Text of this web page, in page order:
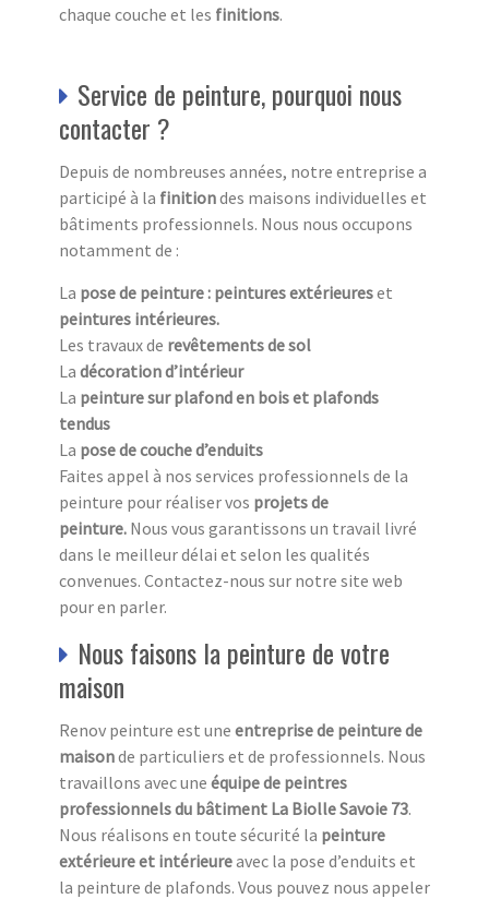
chaque couche et les finitions.
Service de peinture, pourquoi nous
contacter ?
Depuis de nombreuses années, notre entreprise a
participé à la finitiondes maisons individuelles et
bâtiments professionnels. Nous nous occupons
notamment de :
La pose de peinture : peintures extérieureset
peintures intérieures.
Les travaux de revêtements de sol
La décoration d’intérieur
La peinture sur plafond en bois et plafonds
tendus
La pose de couche d’enduits
Faites appel à nos services professionnels de la
peinture pour réaliser vos projets de
peinture. Nous vous garantissons un travail livré
dans le meilleur délai et selon les qualités
convenues. Contactez-nous sur notre site web
pour en parler.
Nous faisons la peinture de votre
maison
Renov peinture est une entreprise de peinture de
maisonde particuliers et de professionnels. Nous
travaillons avec une équipe de peintres
professionnels du bâtiment La Biolle Savoie 73.
Nous réalisons en toute sécurité la peinture
extérieure et intérieureavec la pose d’enduits et
la peinture de plafonds. Vous pouvez nous appeler